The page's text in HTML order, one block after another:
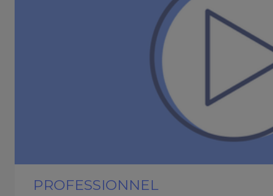
PROFESSIONNEL